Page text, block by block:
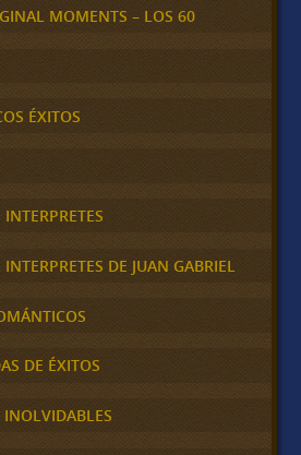
MOMENTS – LOS 60
ÉXITOS
DE JUAN GABRIEL
DE ÉXITOS